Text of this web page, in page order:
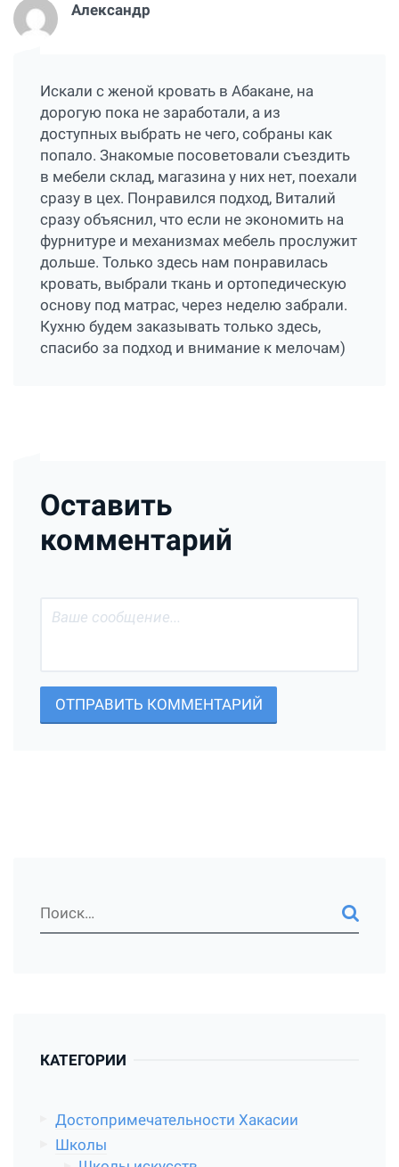
Александр
Искали с женой кровать в Абакане, на
дорогую пока не заработали, а из
доступных выбрать не чего, собраны как
попало. Знакомые посоветовали съездить
в мебели склад, магазина у них нет, поехали
сразу в цех. Понравился подход, Виталий
сразу объяснил, что если не экономить на
фурнитуре и механизмах мебель прослужит
дольше. Только здесь нам понравилась
кровать, выбрали ткань и ортопедическую
основу под матрас, через неделю забрали.
Кухню будем заказывать только здесь,
спасибо за подход и внимание к мелочам)
Оставить
комментарий
ОТПРАВИТЬ КОММЕНТАРИЙ
КАТЕГОРИИ
Достопримечательности Хакасии
Школы